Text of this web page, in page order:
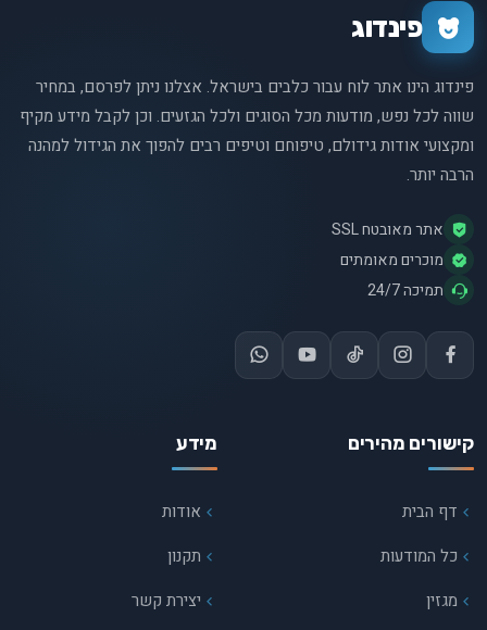
פינדוג
פינדוג הינו אתר לוח עבור כלבים בישראל. אצלנו ניתן לפרסם, במחיר
שווה לכל נפש, מודעות מכל הסוגים ולכל הגזעים. וכן לקבל מידע מקיף
ומקצועי אודות גידולם, טיפוחם וטיפים רבים להפוך את הגידול למהנה
הרבה יותר.
אתר מאובטח SSL
מוכרים מאומתים
תמיכה 24/7
קישורים מהירים
דף הבית
כל המודעות
מגזין
מידע
אודות
תקנון
יצירת קשר